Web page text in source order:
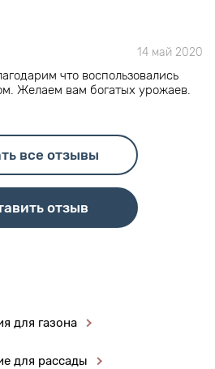
14 май 2020
что воспользовались
Желаем вам богатых урожаев.
все отзывы
отзыв
для газона
для рассады